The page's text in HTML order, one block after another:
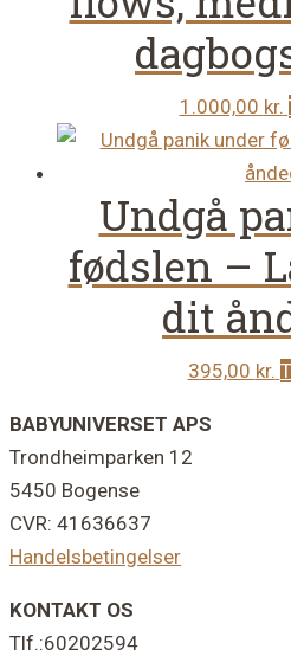
1.000,00 kr.
Undgå
fødslen –
dit
395,00 kr.
Footer
BABYUNIVERSET APS
Trondheimparken 12
5450 Bogense
CVR: 41636637
Handelsbetingelser
KONTAKT OS
Tlf.:60202594